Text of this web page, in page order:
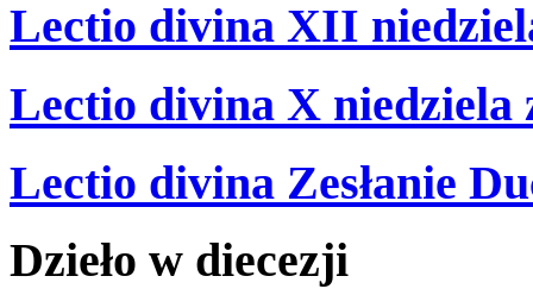
Lectio divina XII
Lectio divina X niedziela
Lectio divina Zesłanie
Dzieło w diecezji